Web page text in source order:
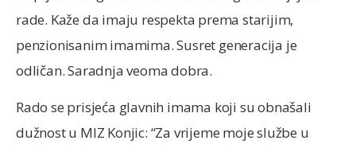
rade. Kaže da imaju respekta prema starijim,
penzionisanim imamima. Susret generacija je
odličan. Saradnja veoma dobra.
Rado se prisjeća glavnih imama koji su obnašali
dužnost u MIZ Konjic: “Za vrijeme moje službe u